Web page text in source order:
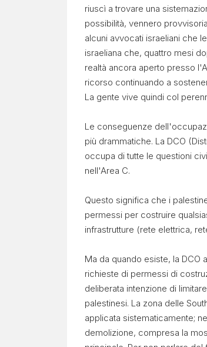
riuscì a trovare una
possibilità, vennero
alcuni avvocati israeliani che
israeliana che, quattro mesi
realtà ancora aperto presso
ricorso continuando a
La gente vive quindi col
Le conseguenze
più drammatiche. La DCO
occupa di tutte le questioni
nell'Area C.
Questo significa che i
permessi per costruire
infrastrutture (rete elettrica,
Ma da quando esiste, la DCO
richieste di permessi di
deliberata intenzione di
palestinesi. La zona delle
applicata sistematicamente;
demolizione, compresa la